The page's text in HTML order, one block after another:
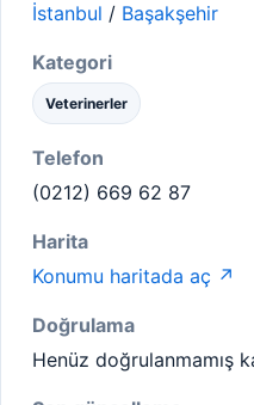
İstanbul / Başakşehir
Kategori
Veterinerler
Telefon
(0212) 669 62 87
Harita
Konumu haritada aç ↗
Doğrulama
Henüz doğrulanmamış